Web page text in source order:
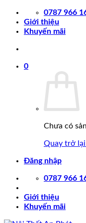
Chuyển
0787 966
Giới thiệu
Khuyến mãi
0
Chưa có
Quay trở
Đăng nhập
0787 966
Giới thiệu
Khuyến mãi